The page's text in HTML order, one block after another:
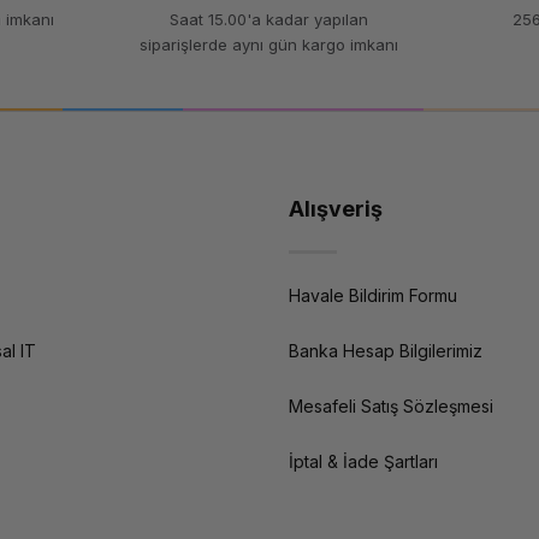
Saat 15.00'a kadar yapılan
siparişlerde aynı gün kargo imkanı
IT
Alışveriş
Havale Bildirim Formu
Banka Hesap Bilgilerimiz
Mesafeli Satış Sözleşmesi
İptal & İade Şartları